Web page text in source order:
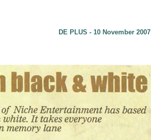
DE PLUS - 10 November 2007